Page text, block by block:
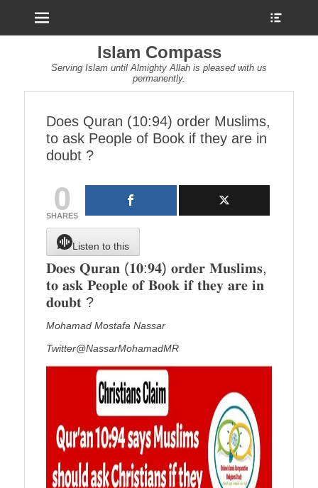
Islam Compass
Serving Islam until Almighty Allah is pleased with us
permanently.
Does Quran (10:94) order Muslims,
to ask People of Book if they are in
doubt ?
0
SHARES
Listen to this
𝐃𝐨𝐞𝐬 𝐐𝐮𝐫𝐚𝐧 (𝟏𝟎:𝟗𝟒) 𝐨𝐫𝐝𝐞𝐫 𝐌𝐮𝐬𝐥𝐢𝐦𝐬,
𝐭𝐨 𝐚𝐬𝐤 𝐏𝐞𝐨𝐩𝐥𝐞 𝐨𝐟 𝐁𝐨𝐨𝐤 𝐢𝐟 𝐭𝐡𝐞𝐲 𝐚𝐫𝐞 𝐢𝐧
𝐝𝐨𝐮𝐛𝐭 ?
Mohamad Mostafa Nassar
Twitter@NassarMohamadMR